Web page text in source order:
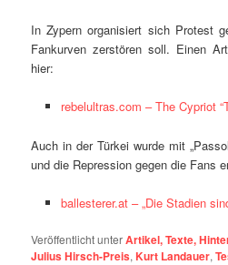
In Zypern organisiert sich Protest
Fankurven zerstören soll. Einen
hier:
rebelultras.com – The Cypriot
Auch in der Türkei wurde mit
und die Repression gegen die Fans
ballesterer.at – „Die Stadien
Veröffentlicht unterArtikel, Texte,
Julius Hirsch-Preis, Kurt Landauer,